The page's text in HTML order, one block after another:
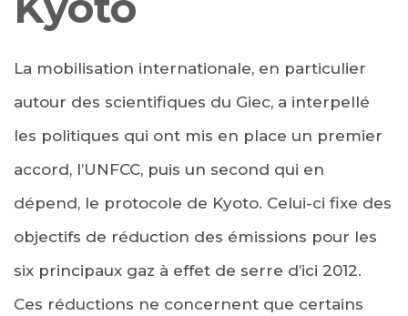
La mobilisation internationale, en particulier
autour des scientifiques du Giec, a interpellé
les politiques qui ont mis en place un premier
accord, l’UNFCC, puis un second qui en
dépend, le protocole de Kyoto. Celui-ci fixe des
objectifs de réduction des émissions pour les
six principaux gaz à effet de serre d’ici 2012.
Ces réductions ne concernent que certains